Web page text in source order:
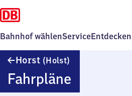
Bahnhof wählenServiceEntdecken
Horst (Holst)
Fahrpläne